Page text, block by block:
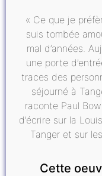
« Ce que je
suis tombée
mal d’années.
une porte
traces des
séjourné à
raconte Paul
d’écrire sur la
Tanger et sur
Cette